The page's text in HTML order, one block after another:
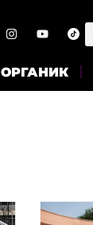
ОРГАНИК